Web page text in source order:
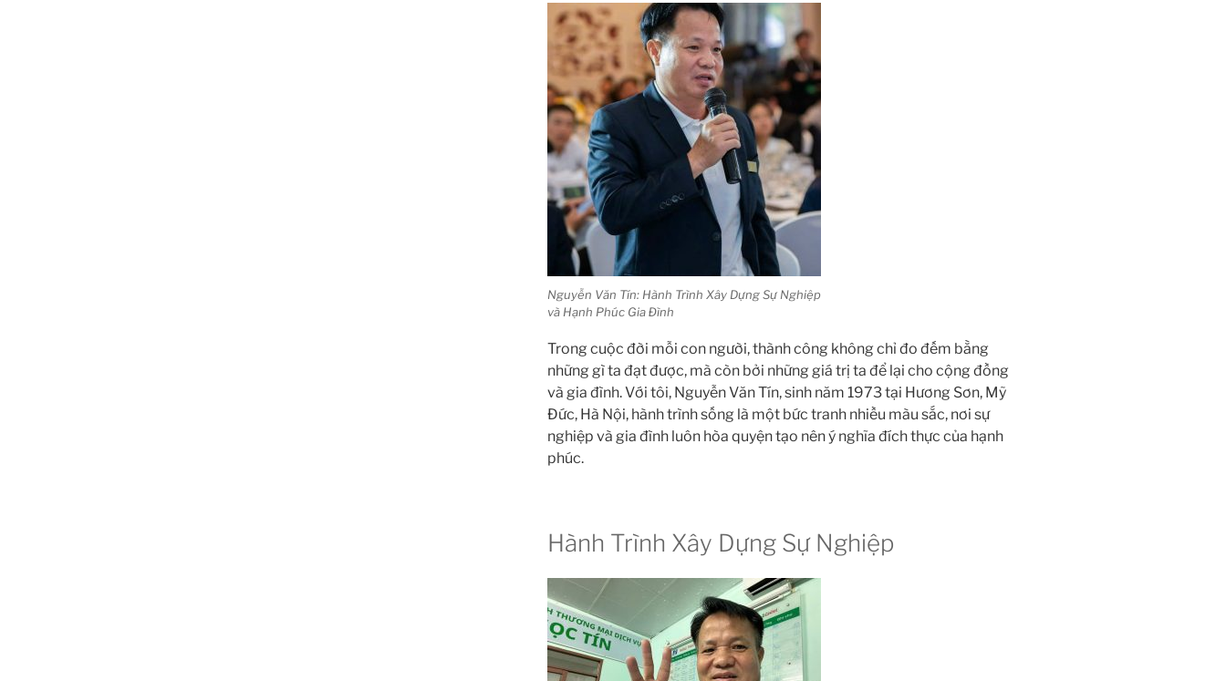
Nguyễn Văn Tín: Hành Trình Xây Dựng Sự Nghiệp
và Hạnh Phúc Gia Đình
Trong cuộc đời mỗi con người, thành công không chỉ đo đếm bằng
những gì ta đạt được, mà còn bởi những giá trị ta để lại cho cộng đồng
và gia đình. Với tôi, Nguyễn Văn Tín, sinh năm 1973 tại Hương Sơn, Mỹ
Đức, Hà Nội, hành trình sống là một bức tranh nhiều màu sắc, nơi sự
nghiệp và gia đình luôn hòa quyện tạo nên ý nghĩa đích thực của hạnh
phúc.
Hành Trình Xây Dựng Sự Nghiệp